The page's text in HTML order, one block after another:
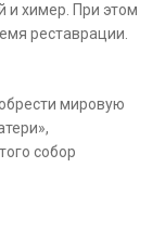
и химер. При этом
реставрации.
мировую
собор